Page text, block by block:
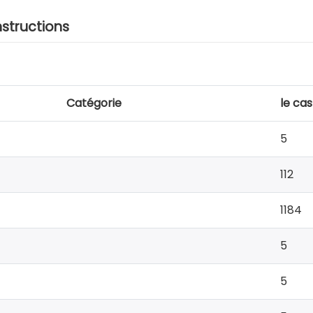
Catégorie le cas
5
112
1184
5
5